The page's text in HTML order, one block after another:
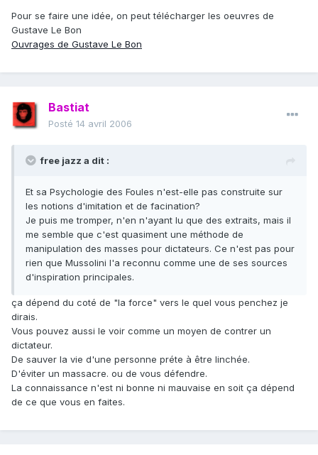
Pour se faire une idée, on peut télécharger les oeuvres de
Gustave Le Bon
Ouvrages de Gustave Le Bon
Bastiat
Posté 14 avril 2006
free jazz a dit :
Et sa Psychologie des Foules n'est-elle pas construite sur
les notions d'imitation et de facination?
Je puis me tromper, n'en n'ayant lu que des extraits, mais il
me semble que c'est quasiment une méthode de
manipulation des masses pour dictateurs. Ce n'est pas pour
rien que Mussolini l'a reconnu comme une de ses sources
d'inspiration principales.
ça dépend du coté de "la force" vers le quel vous penchez je
dirais.
Vous pouvez aussi le voir comme un moyen de contrer un
dictateur.
De sauver la vie d'une personne préte à être linchée.
D'éviter un massacre. ou de vous défendre.
La connaissance n'est ni bonne ni mauvaise en soit ça dépend
de ce que vous en faites.